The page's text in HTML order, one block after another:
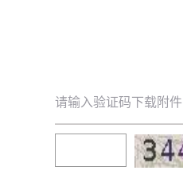
请输入验证码下载附件